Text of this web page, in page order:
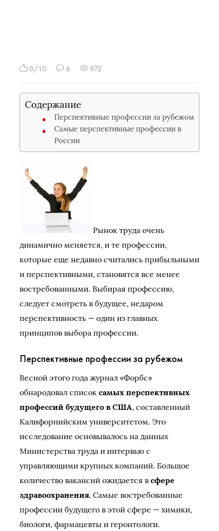
0/10 6 972
Содержание
Перспективные профессии за рубежом
Самые перспективные профессии в
России
Рынок труда очень
динамично меняется, и те профессии,
которые еще недавно считались прибыльными
и перспективными, становятся все менее
востребованными. Выбирая профессию,
следует смотреть в будущее, недаром
перспективность — один из главных
принципов выбора профессии.
Перспективные профессии за рубежом
Весной этого года журнал «Форбс»
обнародовал список самых перспективных
профессий будущего в США, составленный
Калифорнийским университетом. Это
исследование основывалось на данных
Министерства труда и интервью с
управляющими крупных компаний. Большое
количество вакансий ожидается в сфере
здравоохранения. Самые востребованные
профессии будущего в этой сфере — химики,
биологи, фармацевты и геронтологи.